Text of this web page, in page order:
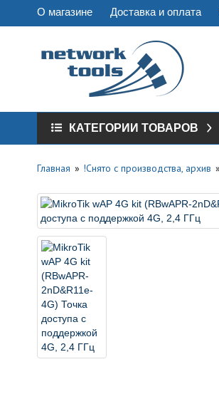
О магазине Доставка и оплата
КАТЕГОРИИ ТОВАРОВ
Главная !Снято с производства, архив